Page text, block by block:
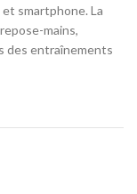
smartphone. La
mains,
des entraînements